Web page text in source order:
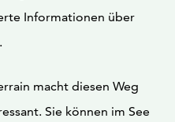
Informationen über
macht diesen Weg
Sie können im See